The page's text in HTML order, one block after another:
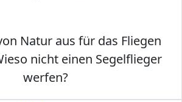
Natur aus für das Fliegen
nicht einen Segelflieger
werfen?